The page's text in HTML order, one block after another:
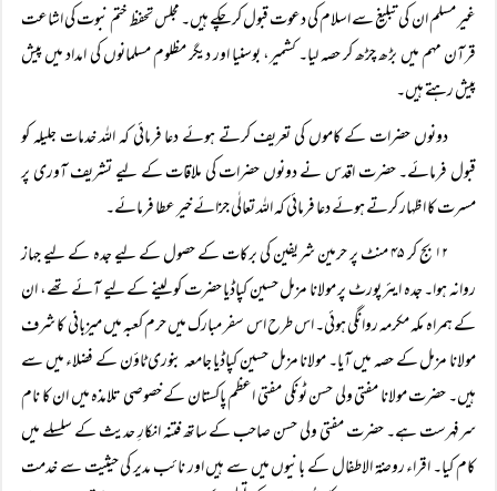
غیر مسلم ان کی تبلیغ سے اسلام کی دعوت قبول کر چکے ہیں۔ مجلس تحفظ ختم نبوت کی اشاعت
قرآن مہم میں بڑھ چڑھ کر حصہ لیا۔ کشمیر، بوسنیا اور دیگر مظلوم مسلمانوں کی امداد میں پیش
پیش رہتے ہیں۔
دونوں حضرات کے کاموں کی تعریف کرتے ہوئے دعا فرمائی کہ اللہ خدمات جلیلہ کو
قبول فرمائے۔ حضرت اقدس نے دونوں حضرات کی ملاقات کے لیے تشریف آوری پر
مسرت کا اظہار کرتے ہوئے دعا فرمائی کہ اللہ تعالٰی جزائے خیر عطا فرمائے۔
۱۲ بج کر ۴۵ منٹ پر حرمین شریفین کی برکات کے حصول کے لیے جدہ کے لیے جہاز
روانہ ہوا۔ جدہ ایئر پورٹ پر مولانا مزمل حسین کپاڈیا حضرت کو لینے کے لیے آئے تھے، ان
کے ہمراہ مکہ مکرمہ روانگی ہوئی۔ اس طرح اس سفر مبارک میں حرم کعبہ میں میزبانی کا شرف
مولانا مزمل کے حصہ میں آیا۔ مولانا مزمل حسین کپاڈیا جامعہ بنوری ٹاؤن کے فضلاء میں سے
ہیں۔ حضرت مولانا مفتی ولی حسن ٹونکی مفتی اعظم پاکستان کے خصوصی تلامذہ میں ان کا نام
سرفہرست ہے۔ حضرت مفتی ولی حسن صاحب کے ساتھ فتنہ انکارِ حدیث کے سلسلے میں
کام کیا۔ اقراء روضۃ الاطفال کے بانیوں میں سے ہیں اور نائب مدیر کی حیثیت سے خدمت